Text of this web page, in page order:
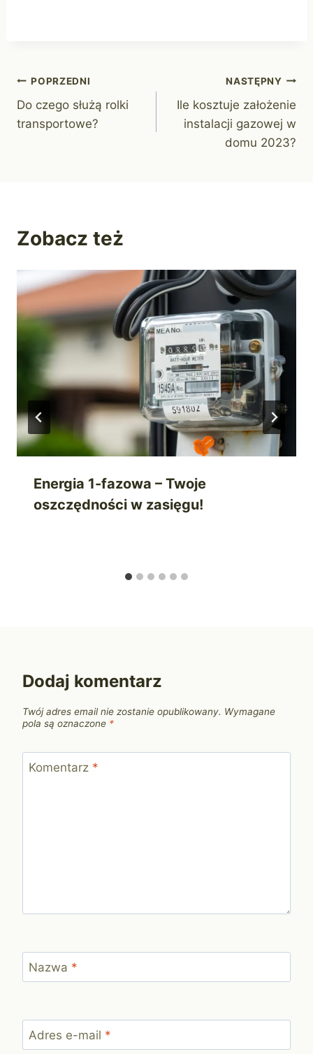
Nawigacja
wpisu
POPRZEDNI
Do czego służą rolki
transportowe?
NASTĘPNY
Ile kosztuje założenie
instalacji gazowej w
domu 2023?
Zobacz też
Energia 1-fazowa – Twoje
oszczędności w zasięgu!
Dodaj komentarz
Twój adres email nie zostanie opublikowany. Wymagane
pola są oznaczone *
Komentarz *
Nazwa *
Adres e-mail *